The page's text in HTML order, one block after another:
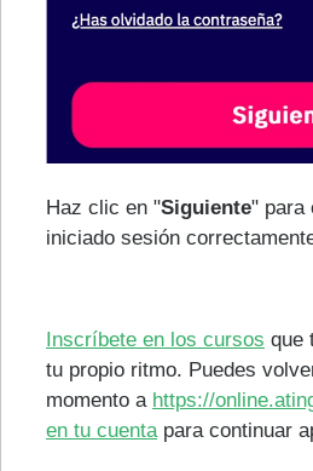
Haz clic en "Siguiente" para
iniciado sesión
Inscríbete en los cursos que
tu propio ritmo. Puedes
momento a https://
en tu cuenta para continuar